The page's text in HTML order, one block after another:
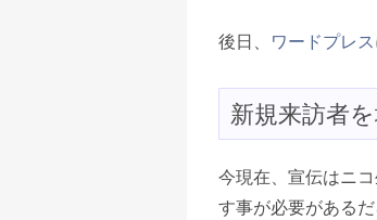
後日、 ワードプレス
新規来訪者
今現在、宣伝はニ
す事が必要があるだ